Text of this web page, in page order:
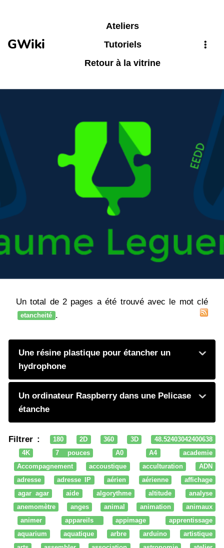
GWiki
Ateliers
Tutoriels
Retour à la vitrine
Un total de 2 pages a été trouvé avec le mot clé
etancheité .
Une résine plastique pour étancher un
hydrophone
Un ordinateur Raspberry dans une Pelicase
étanche
Filtrer : 180 2D 360 3D
48.52403042400638
4K
7 pouces A0 A4
academie
Accompagnement
accoustique acculturation
ADN
adresse
adresse IP aérien aérienne
affichage
agar agar
aide algorythme altitude
analyse
anemomètre
anges animal animation
animaux
animer
appareils appimage
apprentissage
aquarium
aquatique arbre arduino
artistique